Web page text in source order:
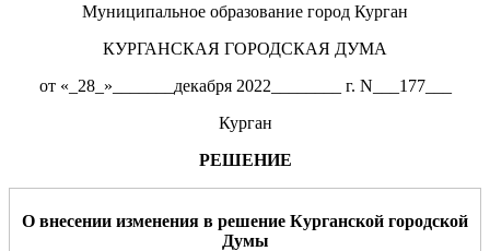
Муниципальное образование город Курган
КУРГАНСКАЯ ГОРОДСКАЯ ДУМА
от «_28_»_______декабря 2022________ г. N___177___
Курган
РЕШЕНИЕ
О внесении изменения в решение Курганской городской
Думы